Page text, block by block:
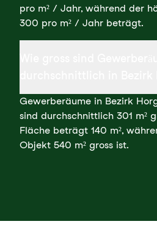
pro m² / Jahr, während der
300 pro m² / Jahr beträgt.
Gewerberäume in Bezirk
sind durchschnittlich 301 m²
Fläche beträgt 140 m²,
Objekt 540 m² gross ist.